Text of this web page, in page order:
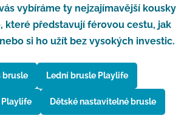
vybíráme ty nejzajímavější kousky
které představují férovou cestu, jak
si ho užít bez vysokých investic.
brusle Lední brusle Playlife
Playlife Dětské nastavitelné brusle